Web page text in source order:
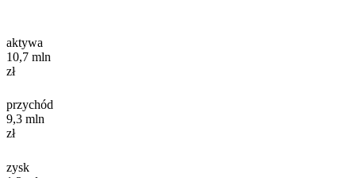
aktywa
10,7 mln
zł
przychód
9,3 mln
zł
zysk